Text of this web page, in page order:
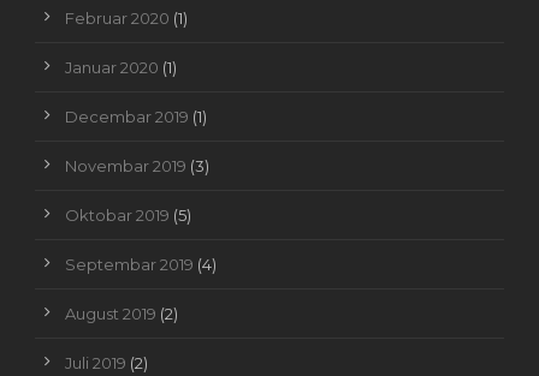
Februar 2020 (1)
Januar 2020 (1)
Decembar 2019 (1)
Novembar 2019 (3)
Oktobar 2019 (5)
Septembar 2019 (4)
August 2019 (2)
Juli 2019 (2)